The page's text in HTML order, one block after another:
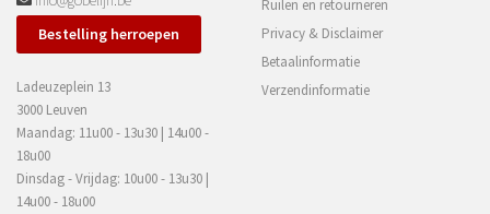
Bestelling herroepen
Ladeuzeplein 13
3000 Leuven
Maandag: 11u00 - 13u30 | 14u00 -
18u00
Dinsdag - Vrijdag: 10u00 - 13u30 |
14u00 - 18u00
Ruilen en retourneren
Privacy & Disclaimer
Betaalinformatie
Verzendinformatie